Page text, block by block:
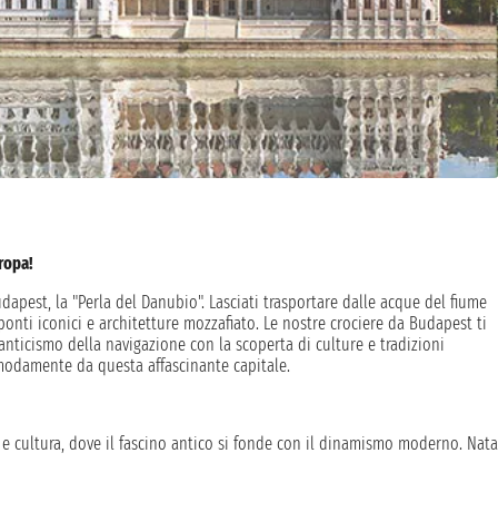
la "Perla del Danubio". Lasciati trasportare dalle acque del fiume
iconici e architetture mozzafiato. Le nostre crociere da Budapest ti
della navigazione con la scoperta di culture e tradizioni
da questa affascinante capitale.
cultura, dove il fascino antico si fonde con il dinamismo moderno. Nata